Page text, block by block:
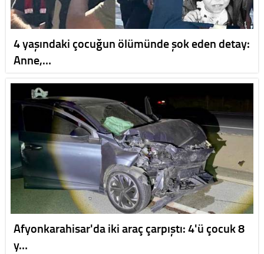
4 yaşındaki çocuğun ölümünde şok eden detay:
Anne,…
Afyonkarahisar'da iki araç çarpıştı: 4'ü çocuk 8
y…